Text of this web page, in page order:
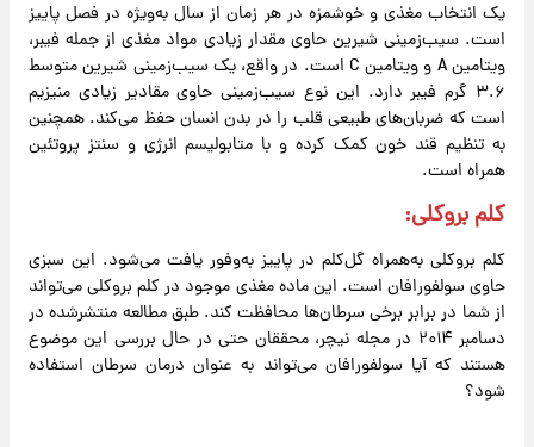
یک انتخاب مغذی و خوشمزه در هر زمان از سال به‌ویژه در فصل پاییز
است. سیب‌زمینی شیرین حاوی مقدار زیادی مواد مغذی از جمله فیبر،
ویتامین A و ویتامین C است. در واقع، یک سیب‌زمینی شیرین متوسط
​​۳.۶ گرم فیبر دارد. این نوع سیب‌زمینی حاوی مقادیر زیادی منیزیم
است که ضربان‌های طبیعی قلب را در بدن انسان حفظ می‌کند. همچنین
به تنظیم قند خون کمک کرده و با متابولیسم انرژی و سنتز پروتئین
همراه است.
کلم بروکلی:
کلم بروکلی به‌همراه گل‌کلم در پاییز به‌وفور یافت می‌شود. این سبزی
حاوی سولفورافان است. این ماده مغذی موجود در کلم بروکلی می‌تواند
از شما در برابر برخی سرطان‌ها محافظت کند. طبق مطالعه منتشرشده در
دسامبر ۲۰۱۴ در مجله نیچر، محققان حتی در حال بررسی این موضوع
هستند که آیا سولفورافان می‌تواند به عنوان درمان سرطان استفاده
شود؟